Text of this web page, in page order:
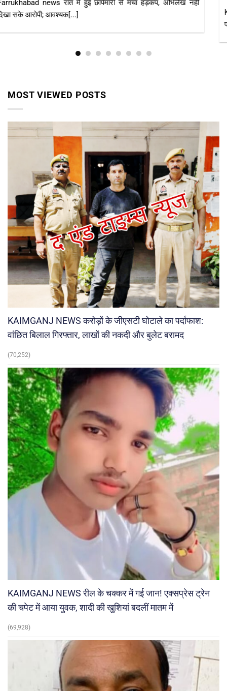
KAIMGANJ NEWS कायमगंज, फर्रुखाबाद। केंद्र सरकार की महत्वाकांक्षी
MOST VIEWED POSTS
KAIMGANJ NEWS करोड़ों के जीएसटी घोटाले का पर्दाफाश:
वांछित बिलाल गिरफ्तार, लाखों की नकदी और बुलेट बरामद
(70,252)
KAIMGANJ NEWS रील के चक्कर में गई जान! एक्सप्रेस ट्रेन
की चपेट में आया युवक, शादी की खुशियां बदलीं मातम में
(69,928)